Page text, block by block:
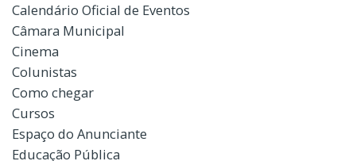
Calendário Oficial de Eventos
Câmara Municipal
Cinema
Colunistas
Como chegar
Cursos
Espaço do Anunciante
Educação Pública